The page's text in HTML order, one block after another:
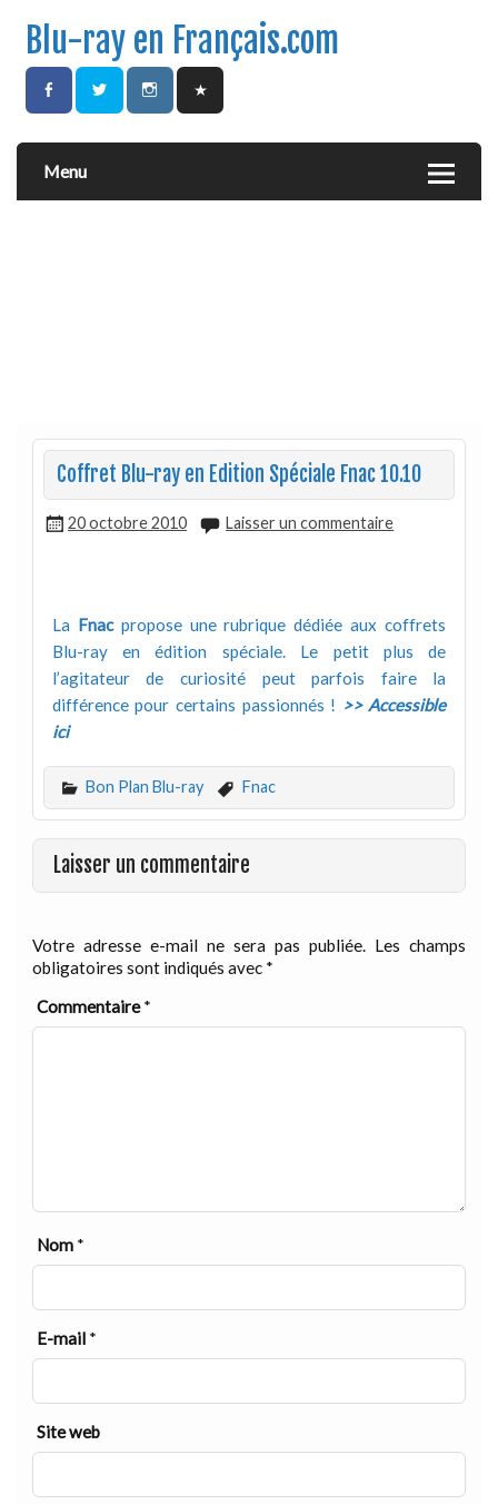
Blu-ray en Français.com
Menu
Coffret Blu-ray en Edition Spéciale Fnac 10.10
20 octobre 2010 Laisser un commentaire
La Fnacpropose une rubrique dédiée aux coffrets
Blu-ray en édition spéciale. Le petit plus de
l’agitateur de curiosité peut parfois faire la
différence pour certains passionnés ! >> Accessible
ici
Bon Plan Blu-ray Fnac
Laisser un commentaire
Votre adresse e-mail ne sera pas publiée. Les champs
obligatoires sont indiqués avec *
Commentaire*
Nom *
E-mail *
Site web